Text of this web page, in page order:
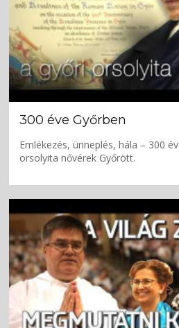
300 éve Győrben
Emlékezés, ünneplés, hála – 300
orsolyita nővérek Győrött.